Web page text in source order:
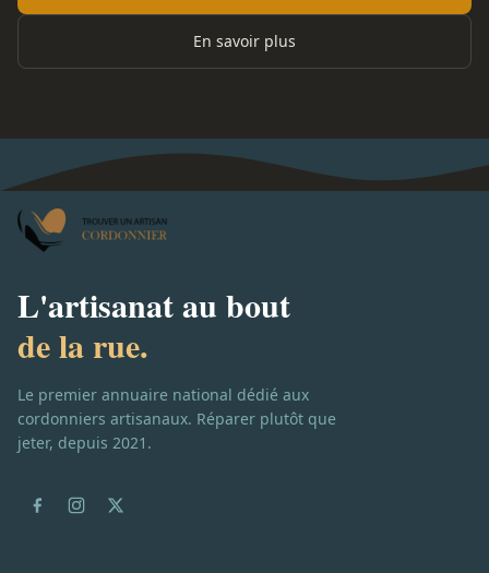
En savoir plus
L'artisanat au bout
de la rue.
Le premier annuaire national dédié aux
cordonniers artisanaux. Réparer plutôt que
jeter, depuis 2021.